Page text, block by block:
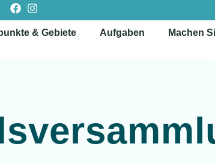
& Gebiete Aufgaben
Machen